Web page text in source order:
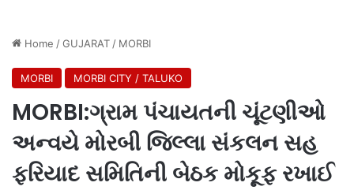
Home /GUJARAT / MORBI
MORBI MORBI CITY / TALUKO
MORBI:ગ્રામ પંચાયતની ચૂંટણીઓ
અન્વયે મોરબી જિલ્લા સંકલન સહ
ફરિયાદ સમિતિની બેઠક મોકૂફ રખાઈ